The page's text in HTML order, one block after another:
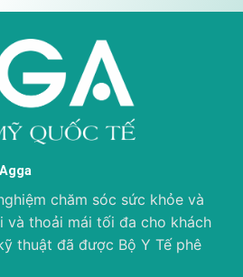
chăm sóc sức khỏe và
và thoải mái tối đa cho khách
thuật đã được Bộ Y Tế phê